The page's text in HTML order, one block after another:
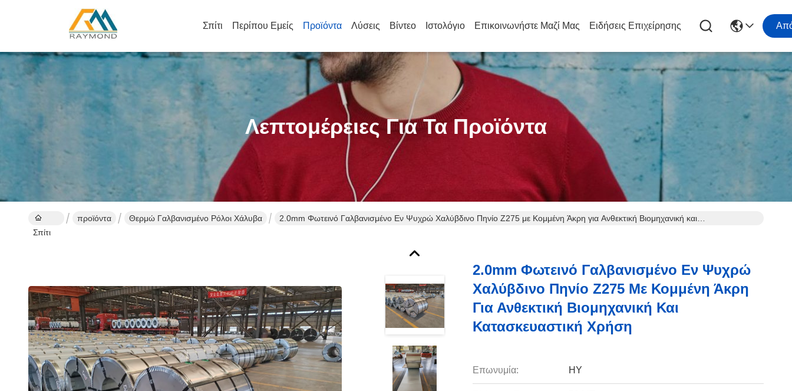
Σπίτι Περίπου Εμείς Προϊόντα Λύσεις Βίντεο Ιστολόγιο Επικοινωνήστε Μαζί Μας Ειδήσεις Επιχείρησης
Λεπτομέρειες Για Τα Προϊόντα
Σπίτι
προϊόντα Θερμώ Γαλβανισμένο Ρόλοι Χάλυβα
2.0mm Φωτεινό Γαλβανισμένο Εν Ψυχρώ Χαλύβδινο Πηνίο Z275 με Κομμένη Άκρη για Ανθεκτική Βιομηχανική και
2.0mm Φωτεινό Γαλβανισμένο Εν Ψυχρώ
Χαλύβδινο Πηνίο Z275 Με Κομμένη Άκρη
Για Ανθεκτική Βιομηχανική Και
Κατασκευαστική Χρήση
Επωνυμία: HY